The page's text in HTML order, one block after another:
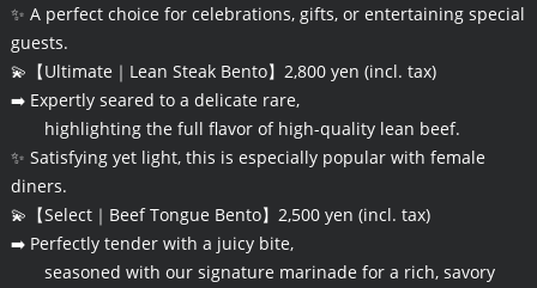
✨ A perfect choice for celebrations, gifts, or entertaining special
guests.
💫【Ultimate｜Lean Steak Bento】2,800 yen (incl. tax)
➡️ Expertly seared to a delicate rare,
highlighting the full flavor of high-quality lean beef.
✨ Satisfying yet light, this is especially popular with female
diners.
💫【Select｜Beef Tongue Bento】2,500 yen (incl. tax)
➡️ Perfectly tender with a juicy bite,
seasoned with our signature marinade for a rich, savory